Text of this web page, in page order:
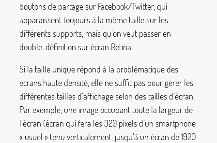
boutons de partage sur Facebook/Twitter, qui
apparaissent toujours à la même taille sur les
différents supports, mais qu’on veut passer en
double-définition sur écran Retina.
Si la taille unique répond à la problématique des
écrans haute densité, elle ne suffit pas pour gérer les
différentes tailles d’affichage selon des tailles d’écran.
Par exemple, une image occupant toute la largeur de
l’écran (écran qui fera les 320 pixels d’un smartphone
« usuel » tenu verticalement, jusqu’à un écran de 1920